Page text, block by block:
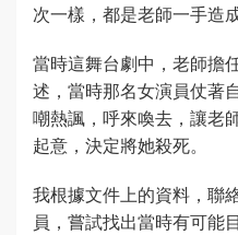
次一樣，都是老師一手造成
當時這舞台劇中，老師擔
述，當時那名女演員仗著
嘲熱諷，呼來喚去，讓老
起意，決定將她殺死。
我根據文件上的資料，聯
員，嘗試找出當時有可能